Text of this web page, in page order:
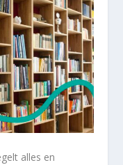
alles en